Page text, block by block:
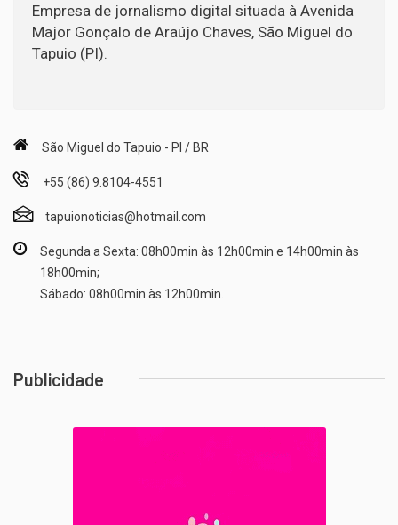
Empresa de jornalismo digital situada à Avenida
Major Gonçalo de Araújo Chaves, São Miguel do
Tapuio (PI).
São Miguel do Tapuio - PI / BR
+55 (86) 9.8104-4551
tapuionoticias@hotmail.com
Segunda a Sexta: 08h00min às 12h00min e 14h00min às
18h00min;
Sábado: 08h00min às 12h00min.
Publicidade